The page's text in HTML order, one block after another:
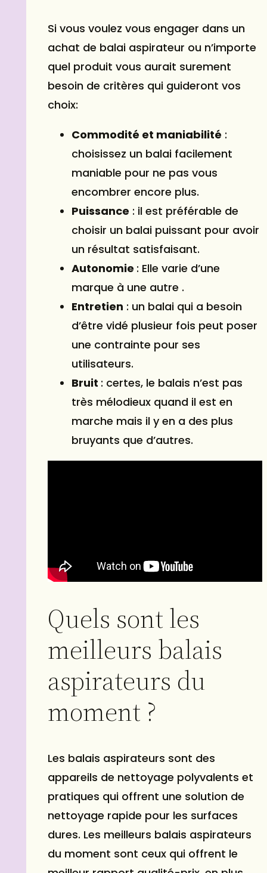
Si vous voulez vous engager dans un
achat de balai aspirateur ou n’importe
quel produit vous aurait surement
besoin de critères qui guideront vos
choix:
Commodité et maniabilité :
choisissez un balai facilement
maniable pour ne pas vous
encombrer encore plus.
Puissance : il est préférable de
choisir un balai puissant pour avoir
un résultat satisfaisant.
Autonomie : Elle varie d’une
marque à une autre .
Entretien : un balai qui a besoin
d’être vidé plusieur fois peut poser
une contrainte pour ses
utilisateurs.
Bruit : certes, le balais n’est pas
très mélodieux quand il est en
marche mais il y en a des plus
bruyants que d’autres.
Quels sont les
meilleurs balais
aspirateurs du
moment ?
Les balais aspirateurs sont des
appareils de nettoyage polyvalents et
pratiques qui offrent une solution de
nettoyage rapide pour les surfaces
dures. Les meilleurs balais aspirateurs
du moment sont ceux qui offrent le